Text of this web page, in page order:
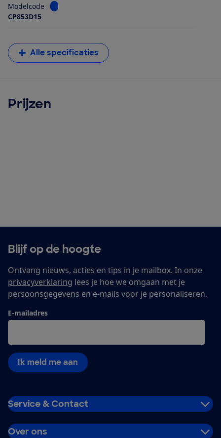
Modelcode
Bekijk informatie voor Modelcode
CP853D15
Alle specificaties
Prijzen
Blijf op de hoogte
Ontvang nieuws, acties en tips in je mailbox. In onze
privacyverklaring lees je hoe we omgaan met je
persoonsgegevens en e-mails voor je personaliseren.
E-mailadres
Ik meld me aan
Service & Contact
Over ons